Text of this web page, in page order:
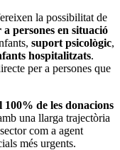
la possibilitat de
a persones en situació
suport psicològic,
hospitalitzats.
per a persones que
100% de les donacions
una llarga trajectòria
com a agent
més urgents.